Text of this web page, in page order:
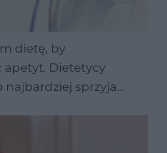
dietę, by
apetyt. Dietetycy
najbardziej sprzyja